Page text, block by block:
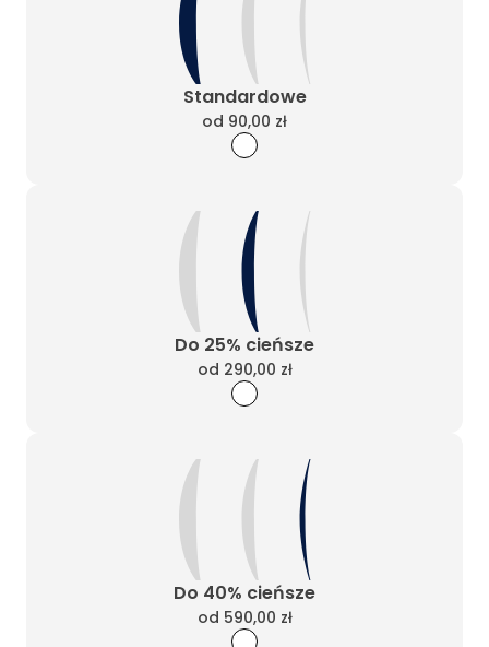
Standardowe
od 90,00 zł
Do 25% cieńsze
od 290,00 zł
Do 40% cieńsze
od 590,00 zł